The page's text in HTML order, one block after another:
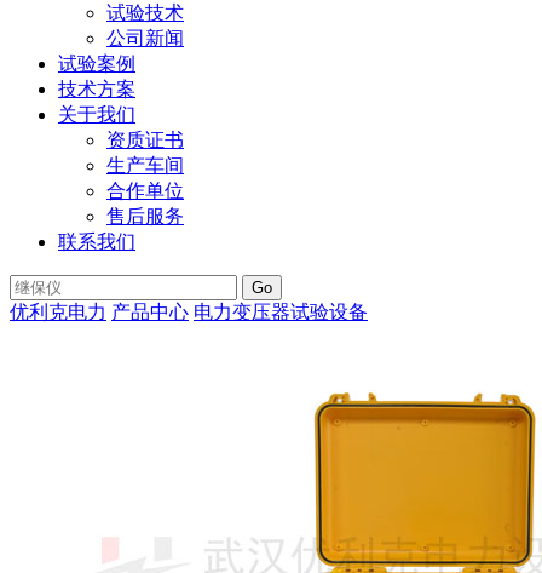
试验技术
公司新闻
试验案例
技术方案
关于我们
资质证书
生产车间
合作单位
售后服务
联系我们
Go
优利克电力 产品中心 电力变压器试验设备